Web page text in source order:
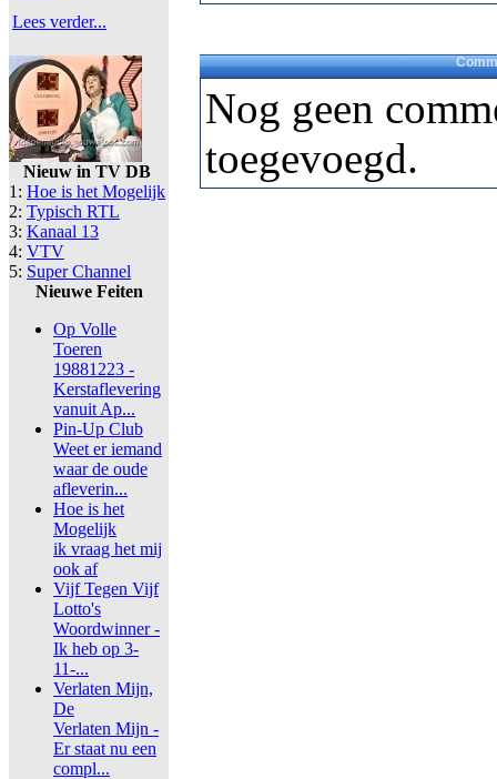
Lees verder...
Nieuw in TV DB
1: Hoe is het Mogelijk
2: Typisch RTL
3: Kanaal 13
4: VTV
5: Super Channel
Nieuwe Feiten
Op Volle
Toeren
19881223 -
Kerstaflevering
vanuit Ap...
Pin-Up Club
Weet er iemand
waar de oude
afleverin...
Hoe is het
Mogelijk
ik vraag het mij
ook af
Vijf Tegen Vijf
Lotto's
Woordwinner -
Ik heb op 3-
11-...
Verlaten Mijn,
De
Verlaten Mijn -
Er staat nu een
compl...
Nog geen
toegevoegd.